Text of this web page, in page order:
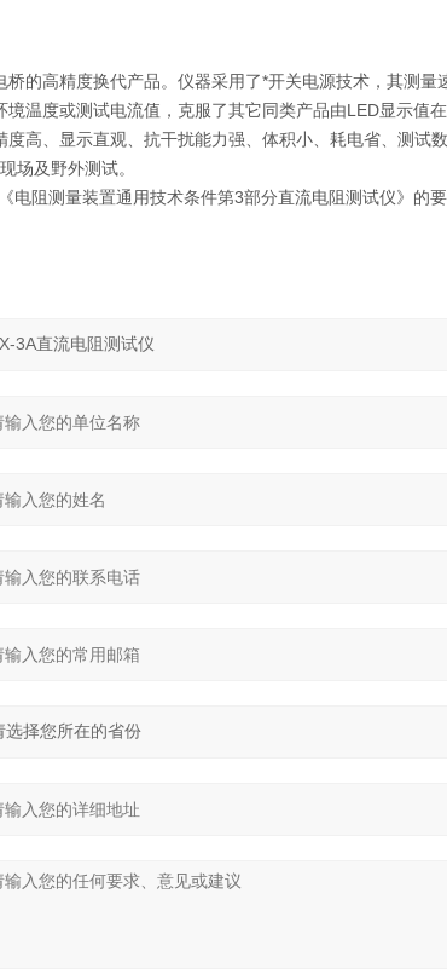
桥的高精度换代产品。仪器采用了*开关电源技术，其测
境温度或测试电流值，克服了其它同类产品由LED显示值
度高、显示直观、抗干扰能力强、体积小、耗电省、测试
场及野外测试。
电阻测量装置通用技术条件第3部分直流电阻测试仪》的要